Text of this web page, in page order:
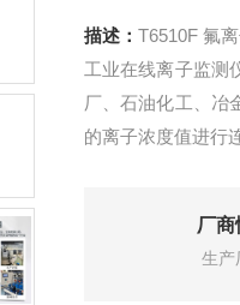
描述： T6510F 氟
工业在线离子监测
厂、石油化工、冶
的离子浓度值进行
厂商
生产